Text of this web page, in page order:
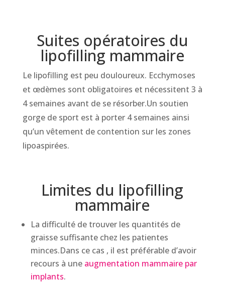
Suites opératoires du
lipofilling mammaire
Le lipofilling est peu douloureux. Ecchymoses
et œdèmes sont obligatoires et nécessitent 3 à
4 semaines avant de se résorber.Un soutien
gorge de sport est à porter 4 semaines ainsi
qu’un vêtement de contention sur les zones
lipoaspirées.
Limites du lipofilling
mammaire
La difficulté de trouver les quantités de
graisse suffisante chez les patientes
minces.Dans ce cas , il est préférable d’avoir
recours à une augmentation mammaire par
implants.